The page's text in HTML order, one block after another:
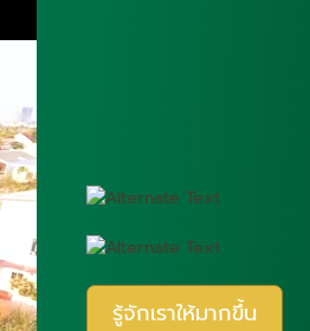
รู้จักเราให้มากขึ้น